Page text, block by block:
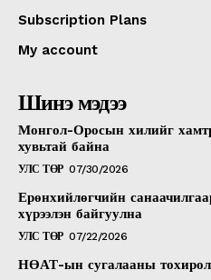
Subscription Plans
My account
Шинэ мэдээ
Монгол-Оросын хилийг
хувьтай байна
УЛС ТӨР 07/30/2026
Ерөнхийлөгчийн
хүрээлэн байгуулна
УЛС ТӨР 07/22/2026
НӨАТ-ын сугалааны тохирол